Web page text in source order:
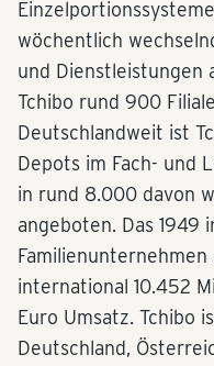
wöchentlich
und Dienstleistungen
Tchibo rund 900
Deutschlandweit ist
Depots im Fach- und
in rund 8.000 davon
angeboten. Das 1949
international 10.452
Euro Umsatz. Tchibo
Deutschland,